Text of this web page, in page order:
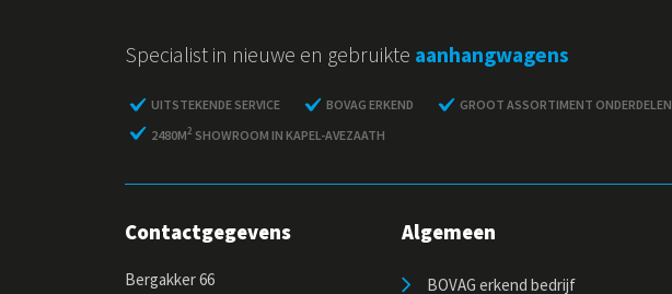
Specialist in nieuwe en gebruikte aanhangwagens
UITSTEKENDE SERVICE BOVAG ERKEND
GROOT ASSORTIMENT ONDERDELEN
2480M2 SHOWROOM IN KAPEL-AVEZAATH
Contactgegevens
Bergakker 66
Algemeen
BOVAG erkend bedrijf